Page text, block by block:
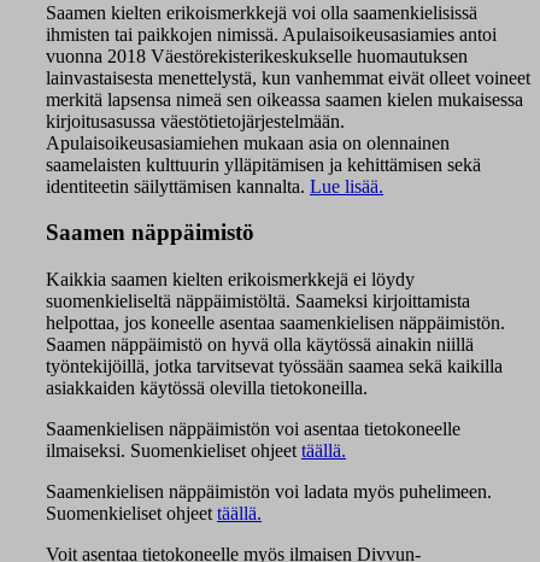
Saamen kielten erikoismerkkejä voi olla saamenkielisissä
ihmisten tai paikkojen nimissä. Apulaisoikeusasiamies antoi
vuonna 2018 Väestörekisterikeskukselle huomautuksen
lainvastaisesta menettelystä, kun vanhemmat eivät olleet voineet
merkitä lapsensa nimeä sen oikeassa saamen kielen mukaisessa
kirjoitusasussa väestötietojärjestelmään.
Apulaisoikeusasiamiehen mukaan asia on olennainen
saamelaisten kulttuurin ylläpitämisen ja kehittämisen sekä
identiteetin säilyttämisen kannalta. Lue lisää.
Saamen näppäimistö
Kaikkia saamen kielten erikoismerkkejä ei löydy
suomenkieliseltä näppäimistöltä. Saameksi kirjoittamista
helpottaa, jos koneelle asentaa saamenkielisen näppäimistön.
Saamen näppäimistö on hyvä olla käytössä ainakin niillä
työntekijöillä, jotka tarvitsevat työssään saamea sekä kaikilla
asiakkaiden käytössä olevilla tietokoneilla.
Saamenkielisen näppäimistön voi asentaa tietokoneelle
ilmaiseksi. Suomenkieliset ohjeet täällä.
Saamenkielisen näppäimistön voi ladata myös puhelimeen.
Suomenkieliset ohjeet täällä.
Voit asentaa tietokoneelle myös ilmaisen Divvun-